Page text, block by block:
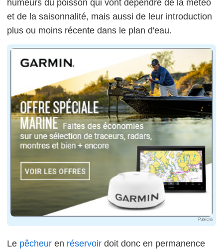
humeurs du poisson qui vont dépendre de la météo
et de la saisonnalité, mais aussi de leur introduction
plus ou moins récente dans le plan d'eau.
Publicité
Le pêcheur en réservoir doit donc en permanence